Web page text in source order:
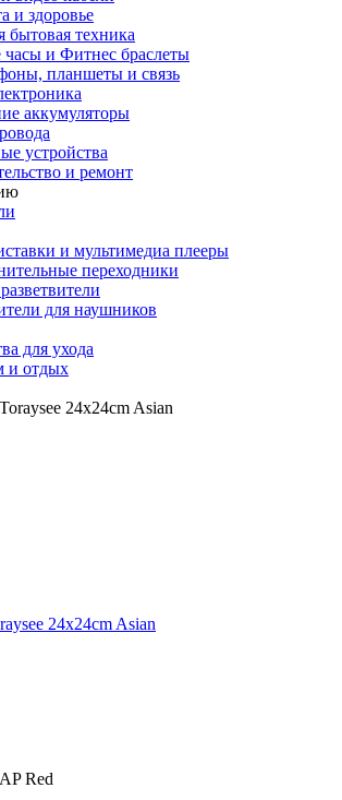
и здоровье
бытовая техника
и Фитнес браслеты
планшеты и связь
аккумуляторы
устройства
и ремонт
и мультимедиа плееры
переходники
для наушников
для ухода
и отдых
24x24cm Asian
Red